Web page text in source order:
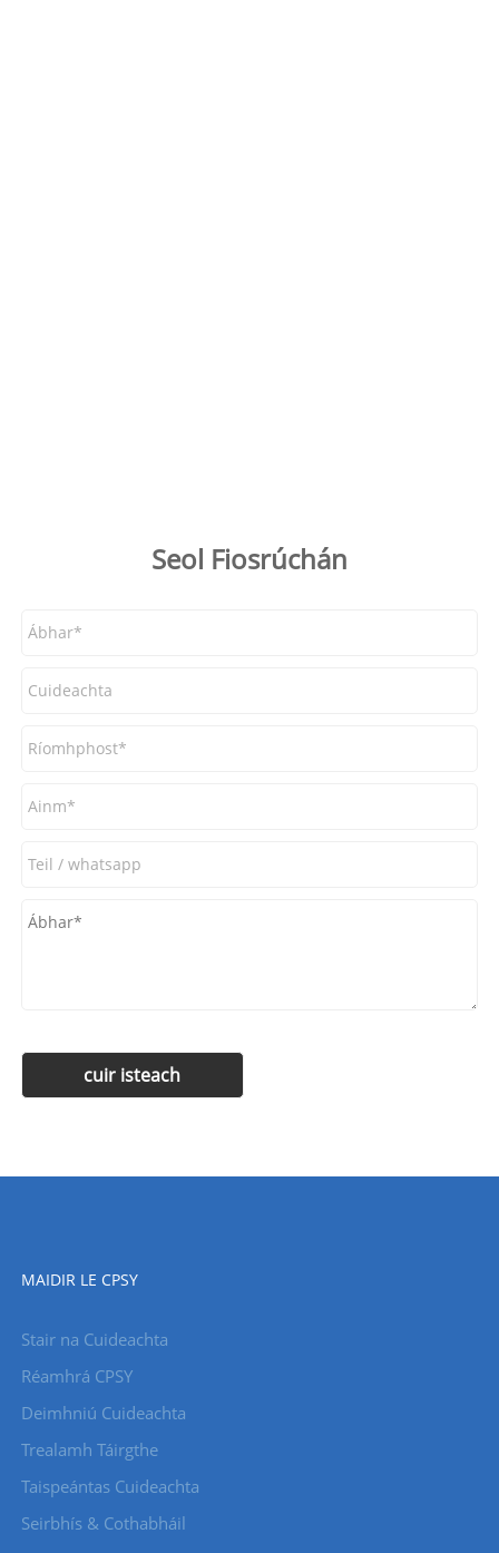
Seol Fiosrúchán
MAIDIR LE CPSY
Stair na Cuideachta
Réamhrá CPSY
Deimhniú Cuideachta
Trealamh Táirgthe
Taispeántas Cuideachta
Seirbhís & Cothabháil